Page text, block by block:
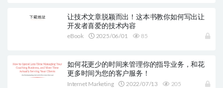
让技术文章脱颖而出！这本书教你如何写出让
开发者喜爱的技术内容
eBook 2025/06/01 85
如何花更少的时间来管理你的指导业务，和花
更多时间为您的客户服务！
Internet Marketing 2022/07/13 205